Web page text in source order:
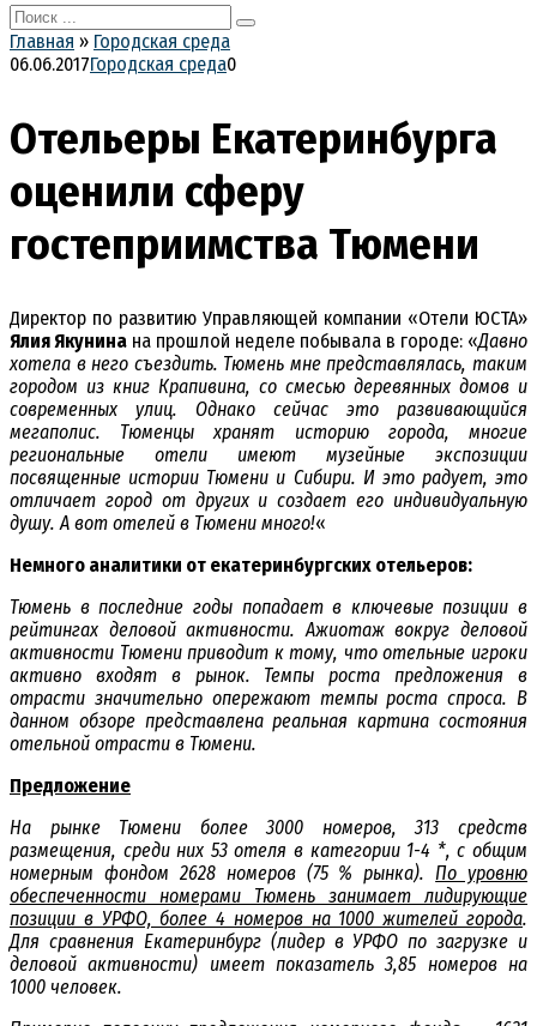
Search
for:
Главная » Городская среда
06.06.2017Городская среда0
Отельеры Екатеринбурга
оценили сферу
гостеприимства Тюмени
Директор по развитию Управляющей компании «Отели ЮСТА»
Ялия Якунина на прошлой неделе побывала в городе: «Давно
хотела в него съездить. Тюмень мне представлялась, таким
городом из книг Крапивина, со смесью деревянных домов и
современных улиц. Однако сейчас это развивающийся
мегаполис. Тюменцы хранят историю города, многие
региональные отели имеют музейные экспозиции
посвященные истории Тюмени и Сибири. И это радует, это
отличает город от других и создает его индивидуальную
душу. А вот отелей в Тюмени много!«
Немного аналитики от екатеринбургских отельеров:
Тюмень в последние годы попадает в ключевые позиции в
рейтингах деловой активности. Ажиотаж вокруг деловой
активности Тюмени приводит к тому, что отельные игроки
активно входят в рынок. Темпы роста предложения в
отрасти значительно опережают темпы роста спроса. В
данном обзоре представлена реальная картина состояния
отельной отрасти в Тюмени.
Предложение
На рынке Тюмени более 3000 номеров, 313 средств
размещения, среди них 53 отеля в категории 1-4 *, с общим
номерным фондом 2628 номеров (75 % рынка).По уровню
обеспеченности номерами Тюмень занимает лидирующие
позиции в УРФО, более 4 номеров на 1000 жителей города.
Для сравнения Екатеринбург (лидер в УРФО по загрузке и
деловой активности) имеет показатель 3,85 номеров на
1000 человек.